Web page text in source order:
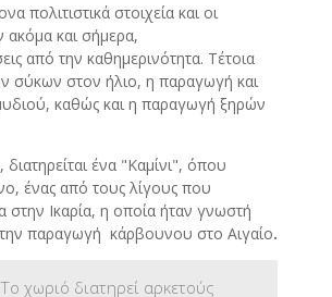
πολιτιστικά στοιχεία και οι
ακόμα και σήμερα,
από την καθημερινότητα. Τέτοια
σύκων στον ήλιο, η παραγωγή και
καθώς και η παραγωγή ξηρών
ένα "Καμίνι", όπου
ένας από τους λίγους που
στην Ικαρία, η οποία ήταν γνωστή
παραγωγή κάρβουνου στο Αιγαίο.
Το χωριό διατηρεί αρκετούς